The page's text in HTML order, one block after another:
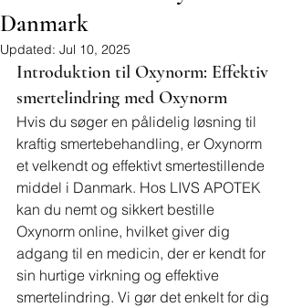
Danmark
Updated: Jul 10, 2025
Introduktion til Oxynorm: Effektiv
smertelindring med Oxynorm
Hvis du søger en pålidelig løsning til
kraftig smertebehandling, er Oxynorm
et velkendt og effektivt smertestillende
middel i Danmark. Hos LIVS APOTEK
kan du nemt og sikkert bestille
Oxynorm online, hvilket giver dig
adgang til en medicin, der er kendt for
sin hurtige virkning og effektive
smertelindring. Vi gør det enkelt for dig